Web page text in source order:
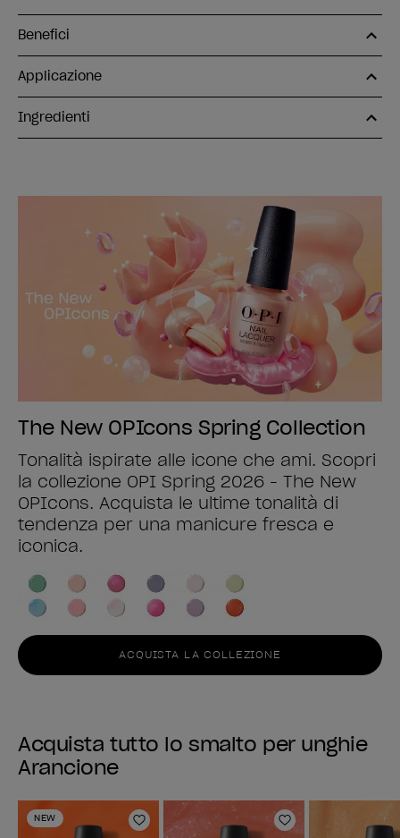
Benefici
Applicazione
Ingredienti
The New OPIcons Spring Collection
Tonalità ispirate alle icone che ami. Scopri
la collezione OPI Spring 2026 - The New
OPIcons. Acquista le ultime tonalità di
tendenza per una manicure fresca e
iconica.
ACQUISTA LA COLLEZIONE
Acquista tutto lo smalto per unghie
Arancione
NEW
Aggiungi alla lista dei desideri
Aggiungi alla